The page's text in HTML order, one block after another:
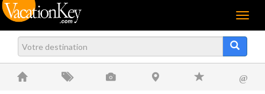
Menu
@